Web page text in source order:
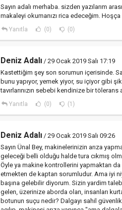
Sayın adalı merhaba. sizden yazılarım
makaleyi okumanızı rica edeceğim. Hoşça
Yanıtla (0) (0)
Deniz Adalı / 29 Ocak 2019 Salı 17:19
Kastettiğim şey son sorumun içerisinde.
bunu yapıyor, yemek yiyor, su içiyor gibi
tavırlarınızın sebebi kendinize bir tölerans
Yanıtla (0) (1)
Deniz Adalı / 29 Ocak 2019 Salı 09:26
Sayın Ünal Bey, makinelerinizin arıza
geleceği belli olduğu halde tura cıkmış
Öyle ya makine kontrollerini yapmaktan
etmekten de kaptan sorumludur. Ama iyi
başına gelebilir diyorum. Sizin yardim
gelen, üzerinize aborda olan, insanları
botunun suçu nedir? Dalgayı sahil